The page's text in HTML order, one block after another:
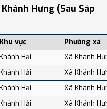
địa điểm, dịch vụ và du
Hưng (sau Sáp
Khu vực
Phường xã
Khánh Hải
Xã Khánh
Khánh Hải
Xã Khánh
Khánh Hải
Xã Khánh
Khánh Hải
Xã Khánh